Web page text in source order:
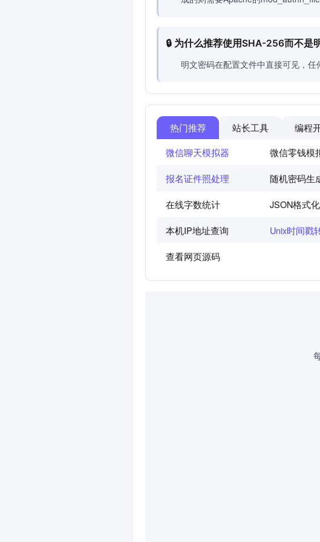
🔒 为什么推荐使用SHA-256而不是
明文密码在配置文件中直接可见，
热门推荐 站长工具 编程
微信聊天模拟器
微信零钱模
报名证件照处理 随机密码生
在线字数统计 JSON格式
本机IP地址查询 Unix时间戳
查看网页源码